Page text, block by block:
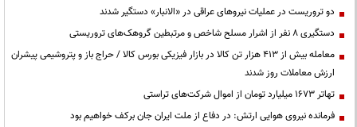
دو تروریست در عملیات نیروهای عراقی در «الانبار» دستگیر شدند
دستگیری ۸ نفر از اشرار مسلح شاخص و مرتبطین گروهک‌های تروریستی
معامله بیش از ۴۱۳ هزار تن کالا در بازار فیزیکی بورس کالا / حراج باز و پتروشیمی پیشران
ارزش معاملات روز شدند
تهاتر ۱۶۷۳ میلیارد تومان از اموال شرکت‌های تراستی
فرمانده نیروی هوایی ارتش: در دفاع از ملت ایران جان برکف خواهیم بود